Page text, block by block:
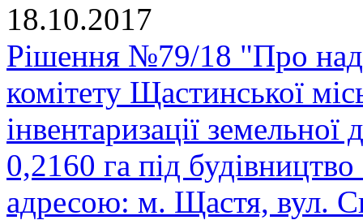
18.10.2017
Рішення №79/18 "Про
комітету Щастинської
інвентаризації
0,2160 га під
адресою: м. Щастя, вул.